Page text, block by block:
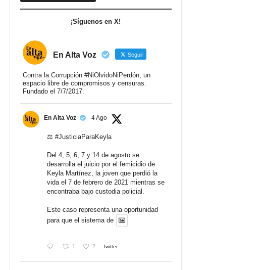
¡Síguenos en X!
En Alta Voz Seguir
Contra la Corrupción #NiOlvidoNiPerdón, un
espacio libre de compromisos y censuras.
Fundado el 7/7/2017.
En Alta Voz 4 Ago
⚖️ #JusticiaParaKeyla
Del 4, 5, 6, 7 y 14 de agosto se
desarrolla el juicio por el femicidio de
Keyla Martínez, la joven que perdió la
vida el 7 de febrero de 2021 mientras se
encontraba bajo custodia policial.
Este caso representa una oportunidad
para que el sistema de
1 2 Twitter